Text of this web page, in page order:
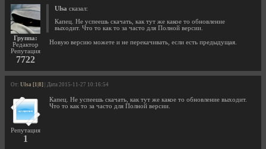
Группа:
Редактор
Репутация
7722
Ulsa сказал:
Капец. Не успеешь скачать, как тут же какое то обновление
выходит. Что то как то за часто для Полной версии.
Новую версию можете и не перекачивать, если есть предыдущая.
От: Ulsa [1|8] | Дата 2015-11-27 10:16:54
Репутация
1
Капец. Не успеешь скачать, как тут же какое то обновление выходит.
Что то как то за часто для Полной версии.